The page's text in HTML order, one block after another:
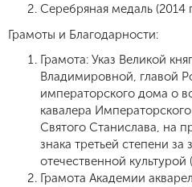
Серебряная медаль (2014
Грамоты и Благодарности:
Грамота: Указ Великой
Владимировной, главой
императорского дома о
кавалера
Святого Станислава, на
знака третьей степени за
отечественной культурой
Грамота Академии